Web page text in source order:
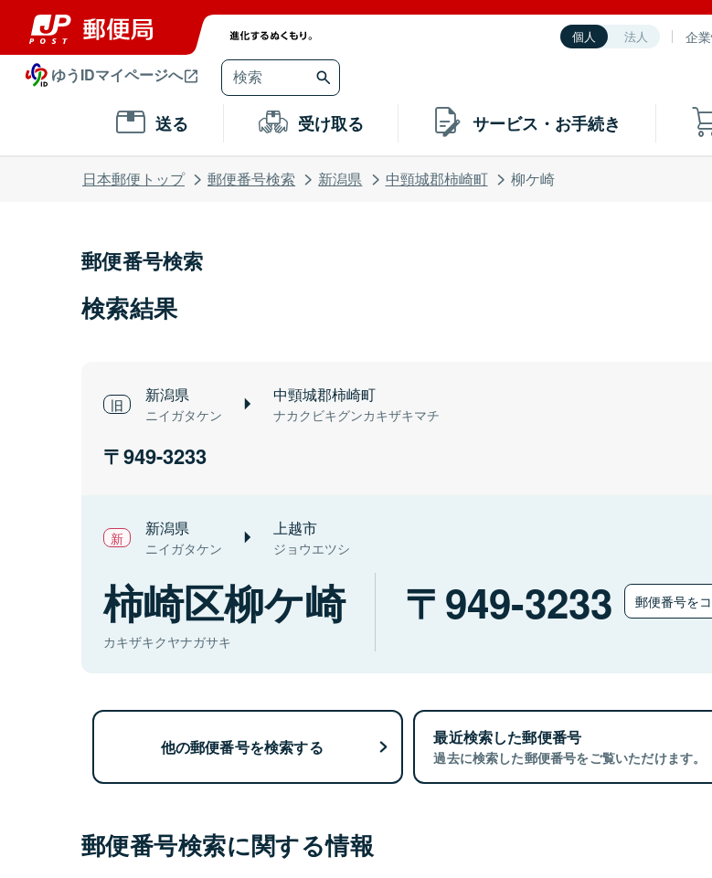
個人 法人 企
ゆうIDマイページへ
送る 受け取る サービス・お手続き
日本郵便トップ 郵便番号検索 新潟県 中頸城郡柿崎町 柳ケ崎
郵便番号検索
検索結果
新潟県
ニイガタケン
中頸城郡柿崎町
ナカクビキグンカキザキマチ
949-3233
新潟県
ニイガタケン
上越市
ジョウエツシ
柿崎区柳ケ崎
カキザキクヤナガサキ
949-3233 郵便番号を
他の郵便番号を検索する 最近検索した郵便番号
過去に検索した郵便番号をご覧いただけます。
郵便番号検索に関する情報